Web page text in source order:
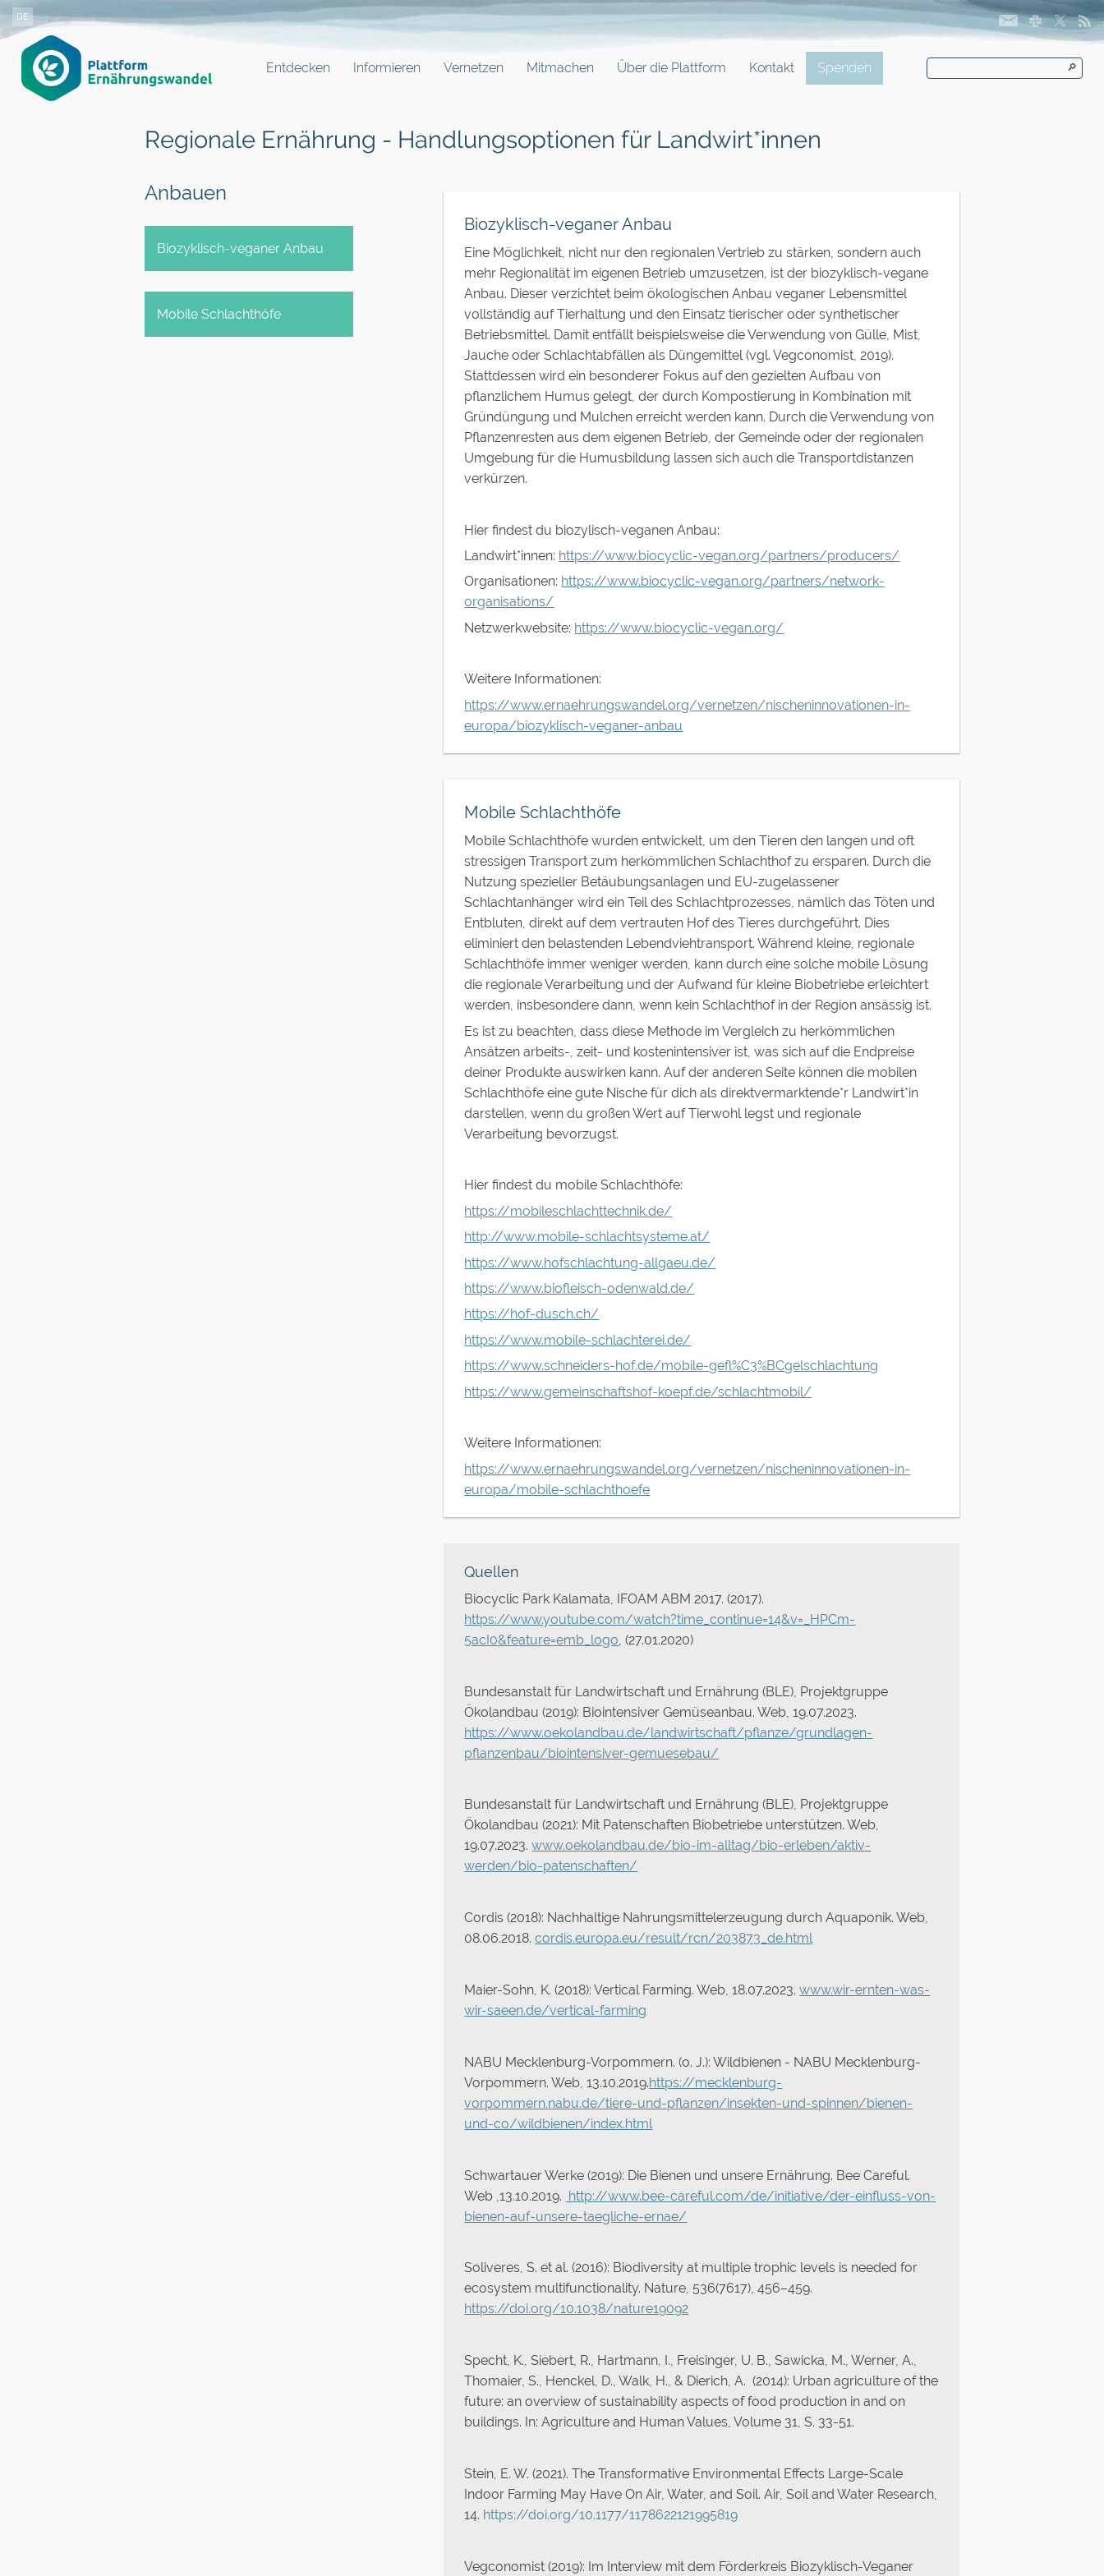
DE
Entdecken Informieren Vernetzen Mitmachen Über die Plattform Kontakt Spenden 🔎
Regionale Ernährung - Handlungsoptionen für Landwirt*innen
Anbauen
Biozyklisch-veganer Anbau
Mobile Schlachthöfe
Biozyklisch-veganer Anbau
Eine Möglichkeit, nicht nur den regionalen Vertrieb zu stärken, sondern auch
mehr Regionalität im eigenen Betrieb umzusetzen, ist der biozyklisch-vegane
Anbau. Dieser verzichtet beim ökologischen Anbau veganer Lebensmittel
vollständig auf Tierhaltung und den Einsatz tierischer oder synthetischer
Betriebsmittel. Damit entfällt beispielsweise die Verwendung von Gülle, Mist,
Jauche oder Schlachtabfällen als Düngemittel (vgl. Vegconomist, 2019).
Stattdessen wird ein besonderer Fokus auf den gezielten Aufbau von
pflanzlichem Humus gelegt, der durch Kompostierung in Kombination mit
Gründüngung und Mulchen erreicht werden kann. Durch die Verwendung von
Pflanzenresten aus dem eigenen Betrieb, der Gemeinde oder der regionalen
Umgebung für die Humusbildung lassen sich auch die Transportdistanzen
verkürzen.
Hier findest du biozylisch-veganen Anbau:
Landwirt*innen: https://www.biocyclic-vegan.org/partners/producers/
Organisationen: https://www.biocyclic-vegan.org/partners/network-
organisations/
Netzwerkwebsite: https://www.biocyclic-vegan.org/
Weitere Informationen:
https://www.ernaehrungswandel.org/vernetzen/nischeninnovationen-in-
europa/biozyklisch-veganer-anbau
Mobile Schlachthöfe
Mobile Schlachthöfe wurden entwickelt, um den Tieren den langen und oft
stressigen Transport zum herkömmlichen Schlachthof zu ersparen. Durch die
Nutzung spezieller Betäubungsanlagen und EU-zugelassener
Schlachtanhänger wird ein Teil des Schlachtprozesses, nämlich das Töten und
Entbluten, direkt auf dem vertrauten Hof des Tieres durchgeführt. Dies
eliminiert den belastenden Lebendviehtransport. Während kleine, regionale
Schlachthöfe immer weniger werden, kann durch eine solche mobile Lösung
die regionale Verarbeitung und der Aufwand für kleine Biobetriebe erleichtert
werden, insbesondere dann, wenn kein Schlachthof in der Region ansässig ist.
Es ist zu beachten, dass diese Methode im Vergleich zu herkömmlichen
Ansätzen arbeits-, zeit- und kostenintensiver ist, was sich auf die Endpreise
deiner Produkte auswirken kann. Auf der anderen Seite können die mobilen
Schlachthöfe eine gute Nische für dich als direktvermarktende*r Landwirt*in
darstellen, wenn du großen Wert auf Tierwohl legst und regionale
Verarbeitung bevorzugst.
Hier findest du mobile Schlachthöfe:
https://mobileschlachttechnik.de/
http://www.mobile-schlachtsysteme.at/
https://www.hofschlachtung-allgaeu.de/
https://www.biofleisch-odenwald.de/
https://hof-dusch.ch/
https://www.mobile-schlachterei.de/
https://www.schneiders-hof.de/mobile-gefl%C3%BCgelschlachtung
https://www.gemeinschaftshof-koepf.de/schlachtmobil/
Weitere Informationen:
https://www.ernaehrungswandel.org/vernetzen/nischeninnovationen-in-
europa/mobile-schlachthoefe
Quellen
Biocyclic Park Kalamata, IFOAM ABM 2017. (2017).
https://www.youtube.com/watch?time_continue=14&v=_HPCm-
5acI0&feature=emb_logo, (27.01.2020)
Bundesanstalt für Landwirtschaft und Ernährung (BLE), Projektgruppe
Ökolandbau (2019): Biointensiver Gemüseanbau. Web, 19.07.2023.
https://www.oekolandbau.de/landwirtschaft/pflanze/grundlagen-
pflanzenbau/biointensiver-gemuesebau/
Bundesanstalt für Landwirtschaft und Ernährung (BLE), Projektgruppe
Ökolandbau (2021): Mit Patenschaften Biobetriebe unterstützen. Web,
19.07.2023.www.oekolandbau.de/bio-im-alltag/bio-erleben/aktiv-
werden/bio-patenschaften/
Cordis (2018): Nachhaltige Nahrungsmittelerzeugung durch Aquaponik. Web,
08.06.2018. cordis.europa.eu/result/rcn/203873_de.html
Maier-Sohn, K. (2018): Vertical Farming. Web, 18.07.2023.www.wir-ernten-was-
wir-saeen.de/vertical-farming
NABU Mecklenburg-Vorpommern. (o. J.): Wildbienen - NABU Mecklenburg-
Vorpommern. Web, 13.10.2019.https://mecklenburg-
vorpommern.nabu.de/tiere-und-pflanzen/insekten-und-spinnen/bienen-
und-co/wildbienen/index.html
Schwartauer Werke (2019): Die Bienen und unsere Ernährung. Bee Careful.
Web ,13.10.2019. http://www.bee-careful.com/de/initiative/der-einfluss-von-
bienen-auf-unsere-taegliche-ernae/
Soliveres, S. et al. (2016): Biodiversity at multiple trophic levels is needed for
ecosystem multifunctionality. Nature, 536(7617), 456–459.
https://doi.org/10.1038/nature19092
Specht, K., Siebert, R., Hartmann, I., Freisinger, U. B., Sawicka, M., Werner, A.,
Thomaier, S., Henckel, D., Walk, H., & Dierich, A. (2014): Urban agriculture of the
future: an overview of sustainability aspects of food production in and on
buildings. In: Agriculture and Human Values, Volume 31, S. 33-51.
Stein, E. W. (2021). The Transformative Environmental Effects Large-Scale
Indoor Farming May Have On Air, Water, and Soil. Air, Soil and Water Research,
14. https://doi.org/10.1177/1178622121995819
Vegconomist (2019): Im Interview mit dem Förderkreis Biozyklisch-Veganer